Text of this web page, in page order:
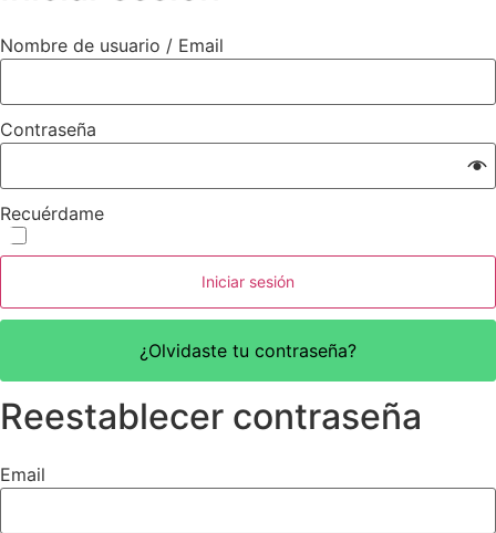
Nombre de usuario / Email
Contraseña
Recuérdame
Iniciar sesión
¿Olvidaste tu contraseña?
Reestablecer contraseña
Email